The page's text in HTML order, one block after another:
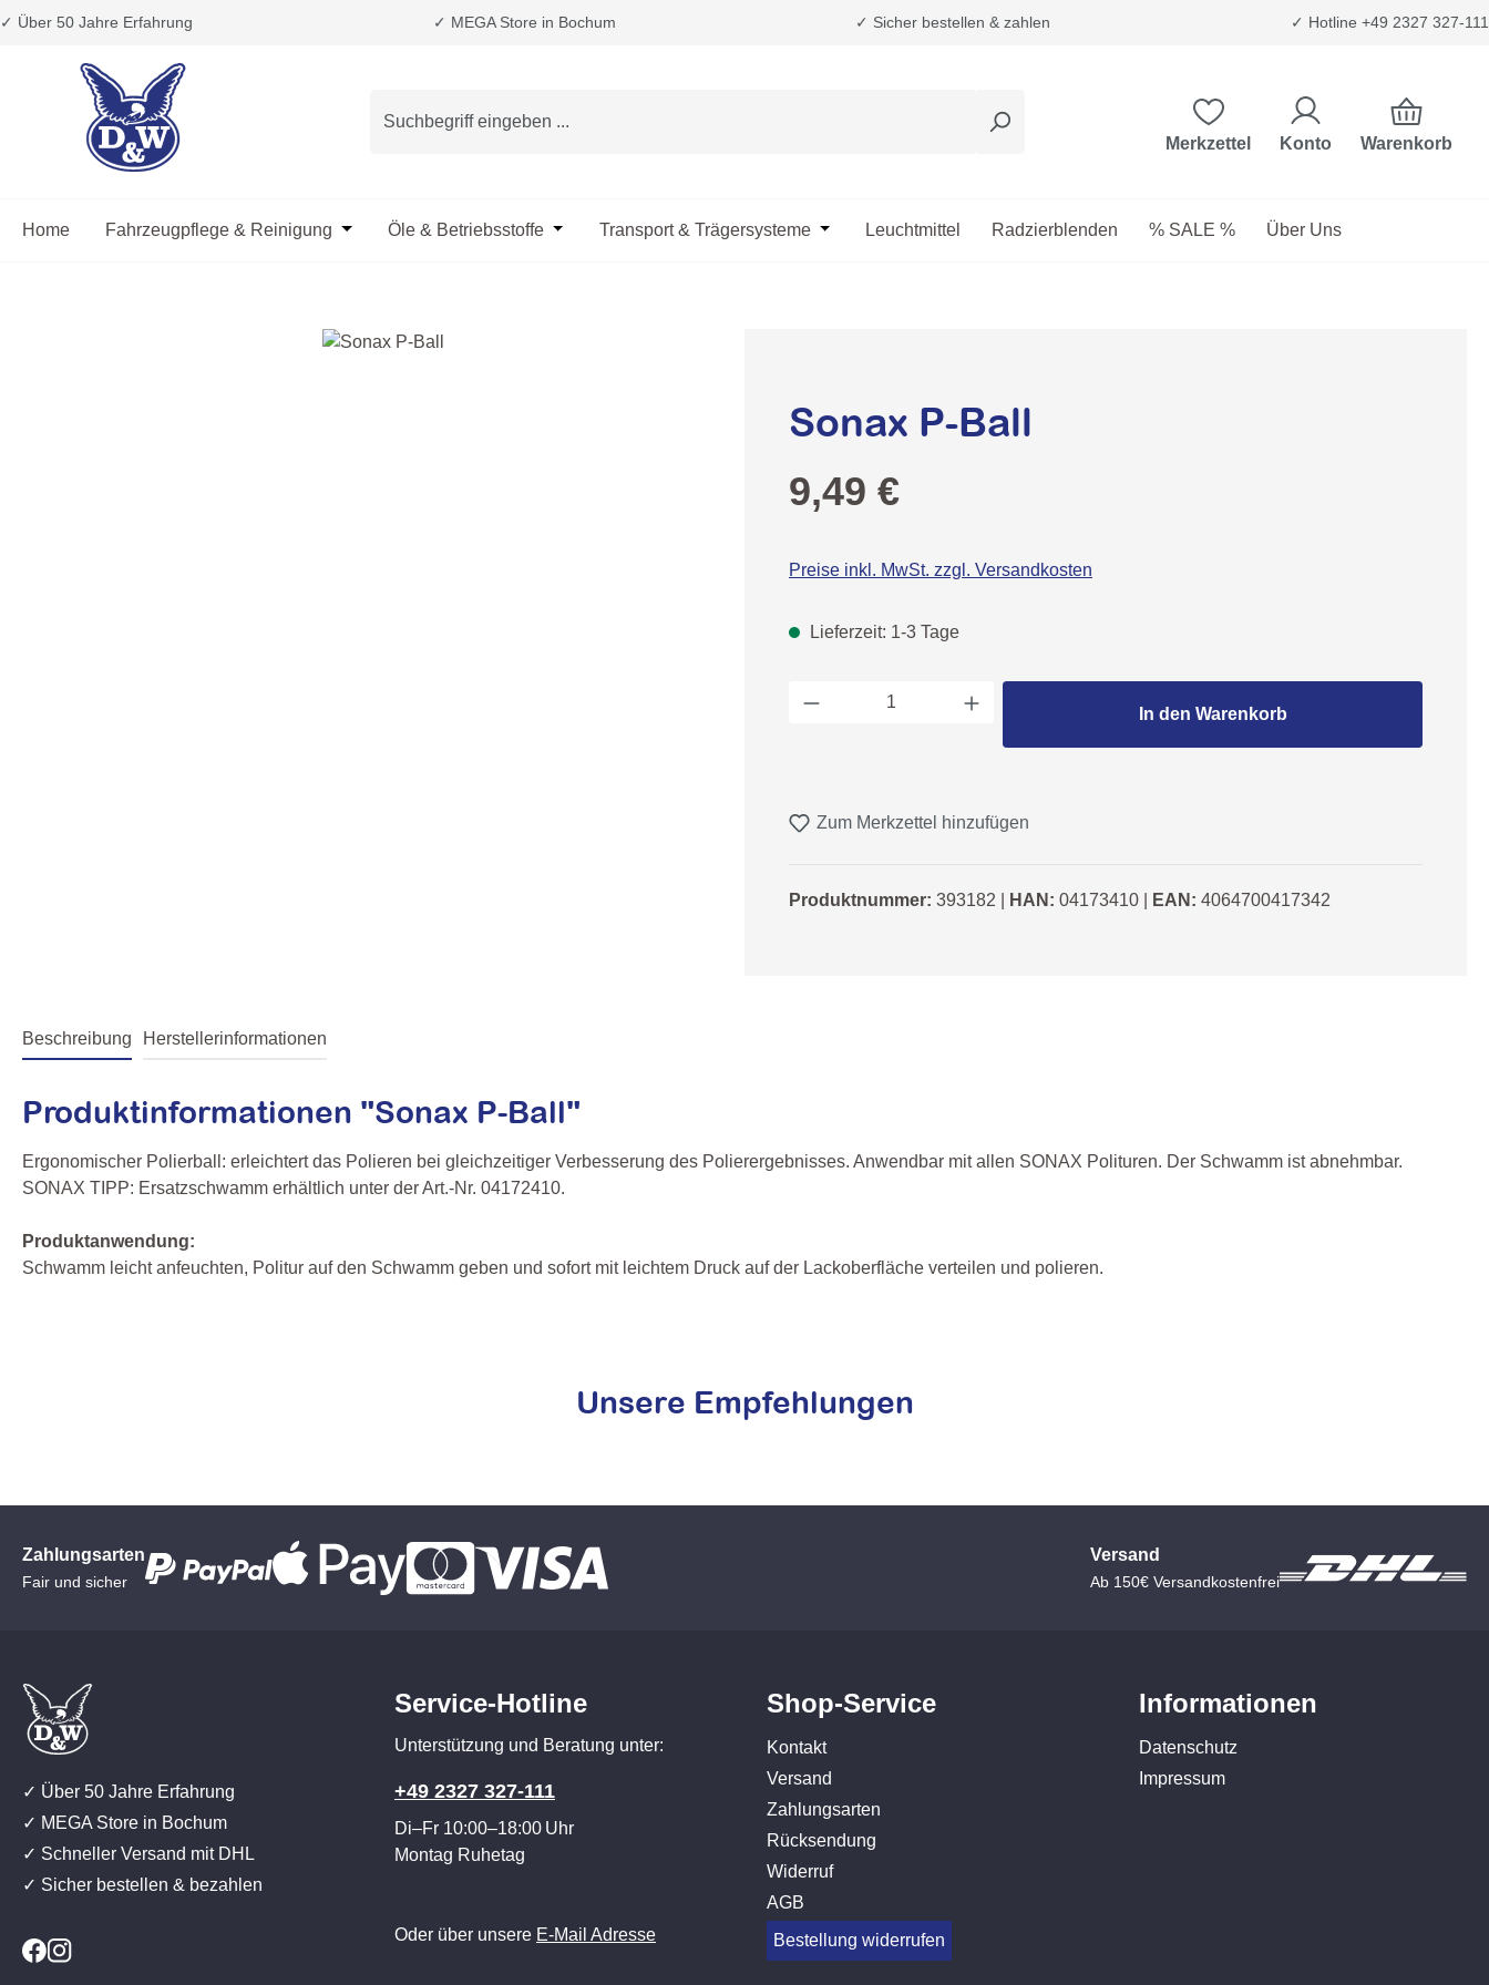
Hauptinhalt springen
Zur Suche springen
Zur Hauptnavigation springen
✓ Über 50 Jahre Erfahrung ✓ MEGA Store in Bochum ✓ Sicher bestellen & zahlen ✓ Hotline +49 2327 327-111
Merkzettel Konto Warenkorb
Home Fahrzeugpflege & Reinigung Öffne oder Schließe das Dropdown der Kategorie Fahrzeugpflege & Reinigung
Öle & Betriebsstoffe Öffne oder Schließe das Dropdown der Kategorie Öle & Betriebsstoffe
Transport & Trägersysteme Öffne oder Schließe das Dropdown der Kategorie Transport & Trägersysteme
Leuchtmittel Radzierblenden % SALE % Über Uns
Sonax P-Ball
Regulärer Preis:
9,49 €
Preise inkl. MwSt. zzgl. Versandkosten
Lieferzeit: 1-3 Tage
Produkt Anzahl: Gib den gewünschten Wert ein oder
In den Warenkorb
Zum Merkzettel hinzufügen
Produktnummer: 393182 HAN: 04173410 EAN: 4064700417342
Beschreibung Herstellerinformationen
Produktinformationen "Sonax P-Ball"
Ergonomischer Polierball: erleichtert das Polieren bei gleichzeitiger Verbesserung des Polierergebnisses. Anwendbar mit allen SONAX Polituren. Der Schwamm ist abnehmbar.
SONAX TIPP: Ersatzschwamm erhältlich unter der Art.-Nr. 04172410.
Produktanwendung:
Schwamm leicht anfeuchten, Politur auf den Schwamm geben und sofort mit leichtem Druck auf der Lackoberfläche verteilen und polieren.
Unsere Empfehlungen
Zahlungsarten
Fair und sicher
Versand
Ab 150€ Versandkostenfrei
✓ Über 50 Jahre Erfahrung
✓ MEGA Store in Bochum
✓ Schneller Versand mit DHL
✓ Sicher bestellen & bezahlen
Service-Hotline
Unterstützung und Beratung unter:
+49 2327 327-111
Di–Fr 10:00–18:00 Uhr
Montag Ruhetag
Oder über unsere E-Mail Adresse
Shop-Service
Kontakt
Versand
Zahlungsarten
Rücksendung
Widerruf
AGB
Bestellung widerrufen
Informationen
Datenschutz
Impressum